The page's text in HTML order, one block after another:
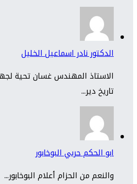
الدكتور نادر اسماعيل الخليل
الاستاذ المهندس غسان تحية
تاريخ دير...
ابو الحكم حربي البوخابور
والنعم من الحزام أعلام البوخابور...